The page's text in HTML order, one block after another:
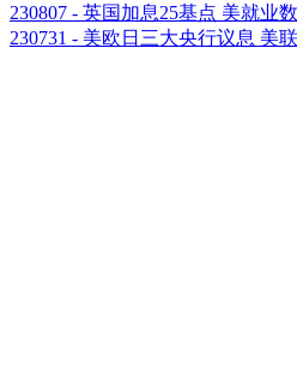
230807 - 英国加息25基点 美就业
230731 - 美欧日三大央行议息 美